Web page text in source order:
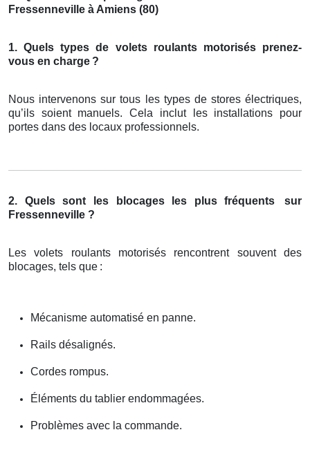
Fressenneville à Amiens (80)
1. Quels types de volets roulants motorisés prenez-
vous en charge ?
Nous intervenons sur tous les types de stores électriques,
qu’ils soient manuels. Cela inclut les installations pour
portes dans des locaux professionnels.
2. Quels sont les blocages les plus fréquents
sur
Fressenneville ?
Les volets roulants motorisés rencontrent souvent des
blocages, tels que :
Mécanisme automatisé en panne.
Rails désalignés.
Cordes rompus.
Éléments du tablier endommagées.
Problèmes avec la commande.